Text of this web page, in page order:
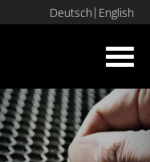
Deutsch English